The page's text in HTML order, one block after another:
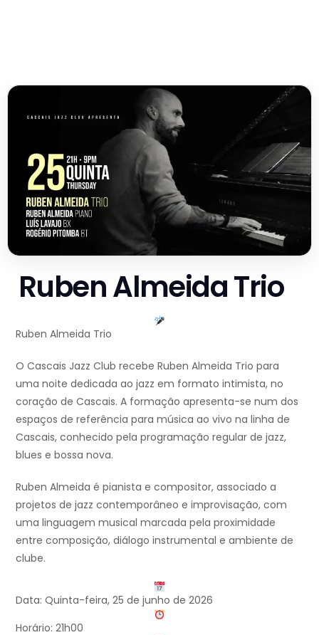
Ruben Almeida Trio
Ruben Almeida Trio
O Cascais Jazz Club recebe Ruben Almeida Trio para
uma noite dedicada ao jazz em formato intimista, no
coração de Cascais. A formação apresenta-se num dos
espaços de referência para música ao vivo na linha de
Cascais, conhecido pela programação regular de jazz,
blues e bossa nova.
Ruben Almeida é pianista e compositor, associado a
projetos de jazz contemporâneo e improvisação, com
uma linguagem musical marcada pela proximidade
entre composição, diálogo instrumental e ambiente de
clube.
Data: Quinta-feira, 25 de junho de 2026
Horário: 21h00